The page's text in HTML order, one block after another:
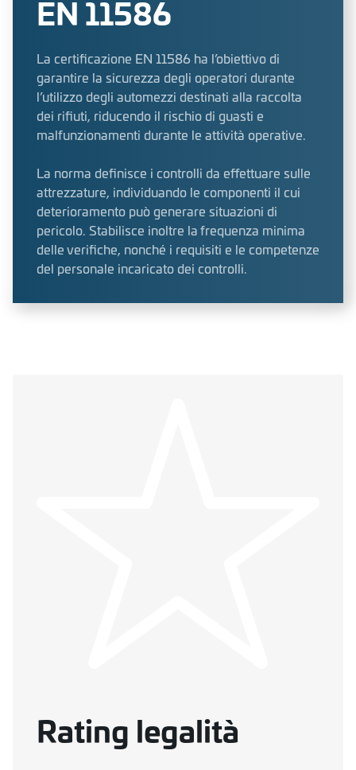
EN 11586
La certificazione EN 11586 ha l’obiettivo di
garantire la sicurezza degli operatori durante
l’utilizzo degli automezzi destinati alla raccolta
dei rifiuti, riducendo il rischio di guasti e
malfunzionamenti durante le attività operative.
La norma definisce i controlli da effettuare sulle
attrezzature, individuando le componenti il cui
deterioramento può generare situazioni di
pericolo. Stabilisce inoltre la frequenza minima
delle verifiche, nonché i requisiti e le competenze
del personale incaricato dei controlli.
Rating legalità